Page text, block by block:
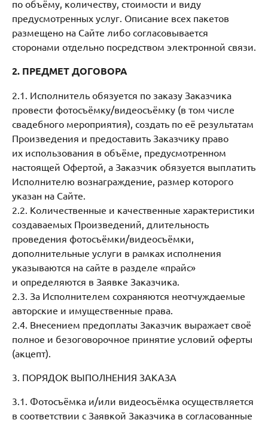
по объёму, количеству, стоимости и виду
предусмотренных услуг. Описание всех пакетов
размещено на Сайте либо согласовывается
сторонами отдельно посредством электронной связи.
2. ПРЕДМЕТ ДОГОВОРА
2.1. Исполнитель обязуется по заказу Заказчика
провести фотосъёмку/видеосъёмку (в том числе
свадебного мероприятия), создать по её результатам
Произведения и предоставить Заказчику право
их использования в объёме, предусмотренном
настоящей Офертой, а Заказчик обязуется выплатить
Исполнителю вознаграждение, размер которого
указан на Сайте.
2.2. Количественные и качественные характеристики
создаваемых Произведений, длительность
проведения фотосъёмки/видеосъёмки,
дополнительные услуги в рамках исполнения
указываются на сайте в разделе «прайс»
и определяются в Заявке Заказчика.
2.3. За Исполнителем сохраняются неотчуждаемые
авторские и имущественные права.
2.4. Внесением предоплаты Заказчик выражает своё
полное и безоговорочное принятие условий оферты
(акцепт).
3. ПОРЯДОК ВЫПОЛНЕНИЯ ЗАКАЗА
3.1. Фотосъёмка и/или видеосъёмка осуществляется
в соответствии с Заявкой Заказчика в согласованные